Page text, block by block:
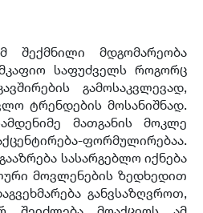
შექმნილი მდგომარეობა
საფუძველს როგორც
გამოსაკვლევად,
ტრენდების მოსანიშნად.
მათგანის მოკლე
ფორმულირებაა.
სასარგებლო იქნება
მოვლენების ზედხედით
განვსაზღვროთ,